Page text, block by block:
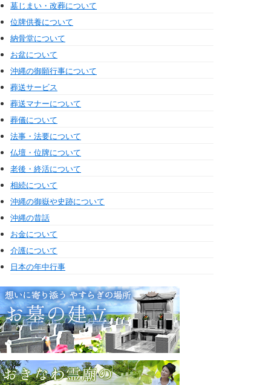
墓じまい・改葬について
位牌供養について
納骨堂について
お盆について
沖縄の御願行事について
葬送サービス
葬送マナーについて
葬儀について
法事・法要について
仏壇・位牌について
老後・終活について
相続について
沖縄の御嶽や史跡について
沖縄の昔話
お金について
介護について
日本の年中行事